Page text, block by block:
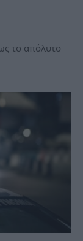
το απόλυτο